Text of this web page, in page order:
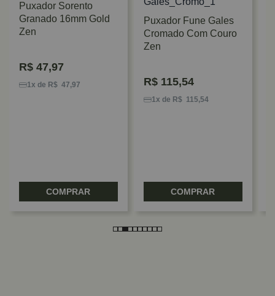
Puxador Sorento
Granado 16mm Gold
Zen
R$ 47,97
1x de R$ 47,97
COMPRAR
Puxador Fune Gales
Cromado Com Couro
Zen
R$ 115,54
1x de R$ 115,54
COMPRAR